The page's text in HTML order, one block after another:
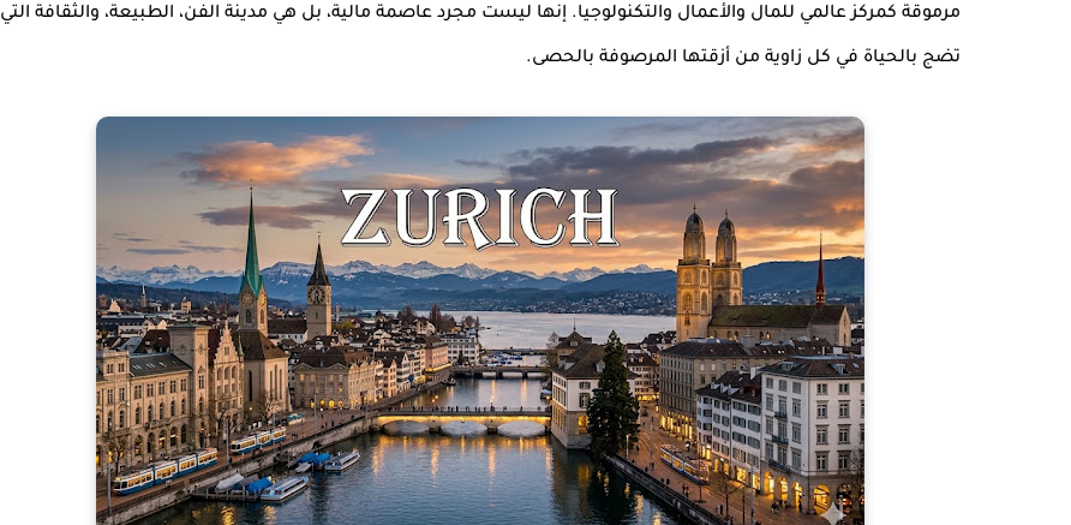
مرموقة كمركز عالمي للمال والأعمال والتكنولوجيا. إنها ليست مجرد عاصمة مالية، بل هي مدينة الفن، الطبيعة، والثقافة التي
تضج بالحياة في كل زاوية من أزقتها المرصوفة بالحصى.